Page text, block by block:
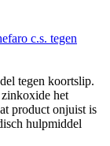
c.s. tegen
tegen koortslip.
het
product onjuist is
hulpmiddel